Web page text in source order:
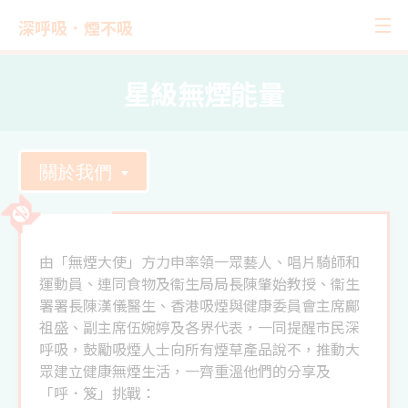
深呼吸．煙不吸
星級無煙能量
關於我們
由「無煙大使」方力申率領一眾藝人、唱片騎師和
運動員、連同食物及衞生局局長陳肇始教授、衞生
署署長陳漢儀醫生、香港吸煙與健康委員會主席鄺
祖盛、副主席伍婉婷及各界代表，一同提醒市民深
呼吸，鼓勵吸煙人士向所有煙草產品說不，推動大
眾建立健康無煙生活，一齊重溫他們的分享及
「呼．笈」挑戰：